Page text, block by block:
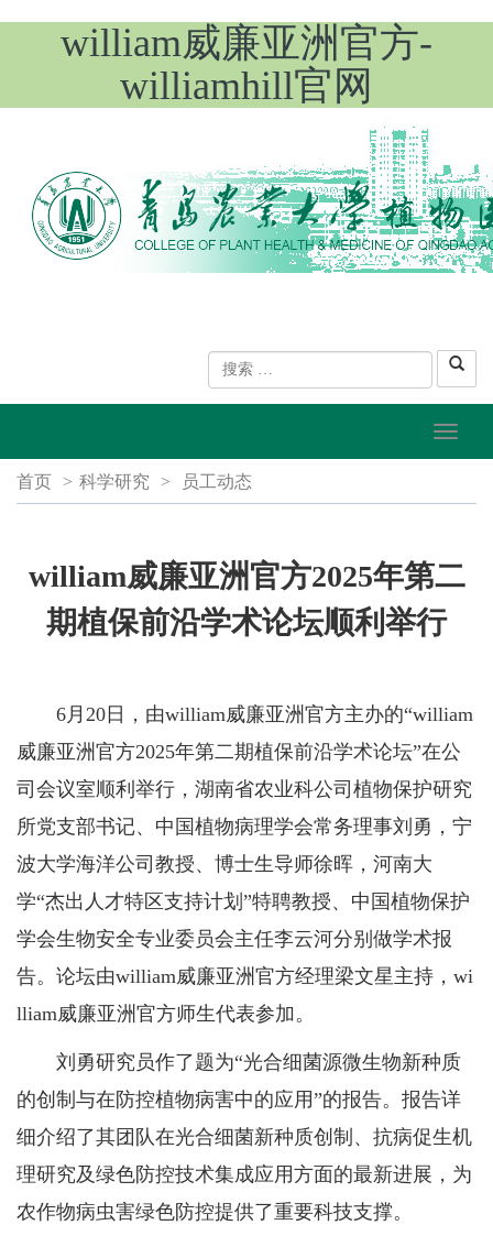
william威廉亚洲官方-
williamhill官网
首页 > 科学研究 > 员工动态
william威廉亚洲官方2025年第二
期植保前沿学术论坛顺利举行
6月20日，由william威廉亚洲官方主办的“william
威廉亚洲官方2025年第二期植保前沿学术论坛”在公
司会议室顺利举行，湖南省农业科公司植物保护研究
所党支部书记、中国植物病理学会常务理事刘勇，宁
波大学海洋公司教授、博士生导师徐晖，河南大
学“杰出人才特区支持计划”特聘教授、中国植物保护
学会生物安全专业委员会主任李云河分别做学术报
告。论坛由william威廉亚洲官方经理梁文星主持，wi
lliam威廉亚洲官方师生代表参加。
刘勇研究员作了题为“光合细菌源微生物新种质
的创制与在防控植物病害中的应用”的报告。报告详
细介绍了其团队在光合细菌新种质创制、抗病促生机
理研究及绿色防控技术集成应用方面的最新进展，为
农作物病虫害绿色防控提供了重要科技支撑。